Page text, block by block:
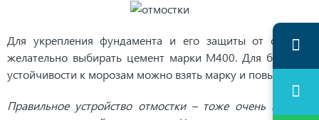
Для укрепления фундамента и его защиты от осадков
желательно выбирать цемент марки М400. Для большей
устойчивости к морозам можно взять марку и повыше.
Правильное устройство отмостки – тоже очень важный